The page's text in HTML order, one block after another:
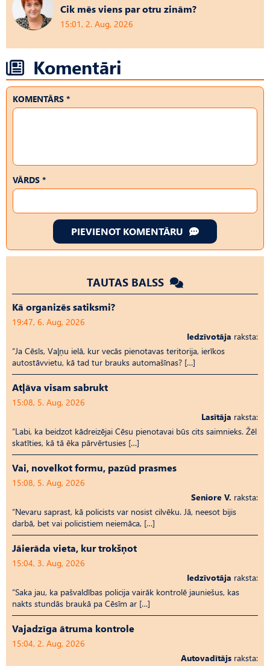
Cik mēs viens par otru zinām?
15:01, 2. Aug, 2026
Komentāri
KOMENTĀRS *
VĀRDS *
PIEVIENOT KOMENTĀRU
TAUTAS BALSS
Kā organizēs satiksmi?
19:47, 6. Aug, 2026
Iedzīvotāja raksta:
“Ja Cēsīs, Vaļņu ielā, kur vecās pienotavas teritorija, ierīkos
autostāvvietu, kā tad tur brauks automašīnas? […]
Atļāva visam sabrukt
15:08, 5. Aug, 2026
Lasītāja raksta:
“Labi, ka beidzot kādreizējai Cēsu pienotavai būs cits saimnieks. Žēl
skatīties, kā tā ēka pārvērtusies […]
Vai, novelkot formu, pazūd prasmes
15:08, 5. Aug, 2026
Seniore V. raksta:
“Nevaru saprast, kā policists var nosist cilvēku. Jā, neesot bijis
darbā, bet vai policistiem neiemāca, […]
Jāierāda vieta, kur trokšņot
15:04, 3. Aug, 2026
Iedzīvotāja raksta:
“Saka jau, ka pašvaldības policija vairāk kontrolē jauniešus, kas
nakts stundās braukā pa Cēsīm ar […]
Vajadzīga ātruma kontrole
15:04, 2. Aug, 2026
Autovadītājs raksta: